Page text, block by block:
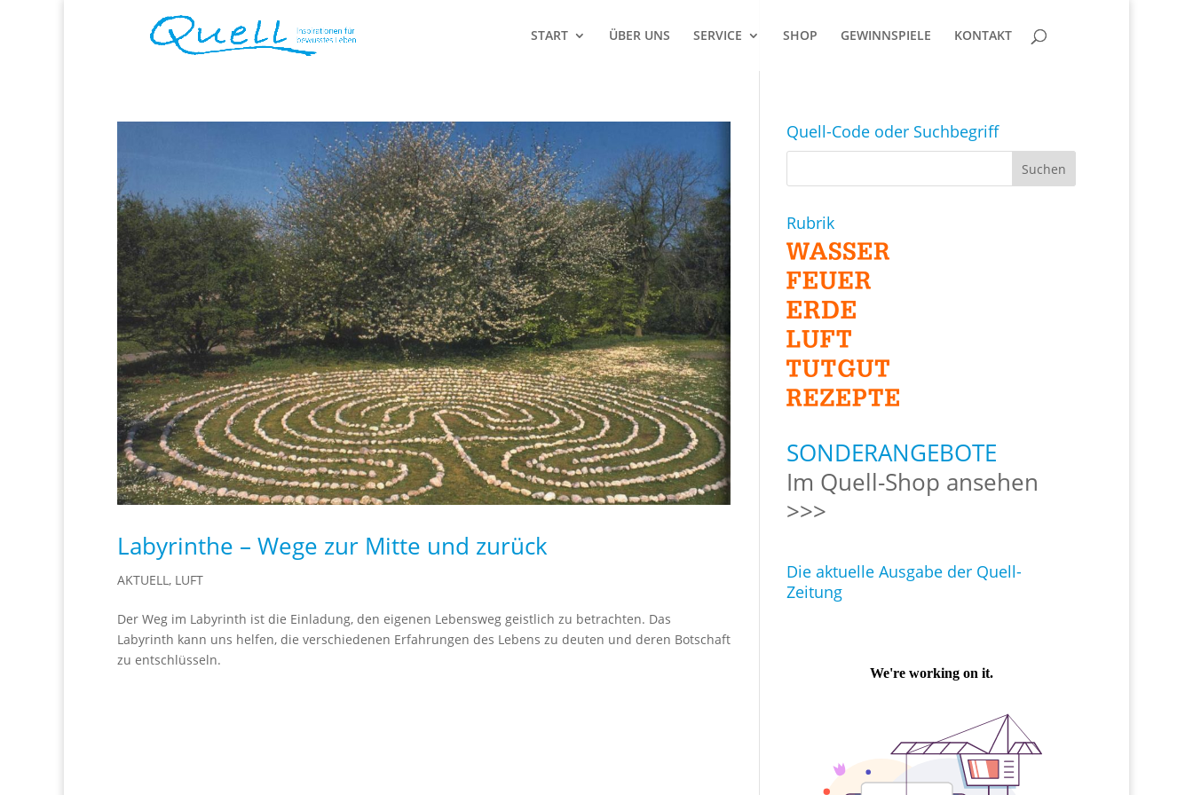
START ÜBER UNS SERVICE SHOP GEWINNSPIELE KONTAKT
Labyrinthe – Wege zur Mitte und zurück
AKTUELL, LUFT
Der Weg im Labyrinth ist die Einladung, den eigenen Lebensweg geistlich zu betrachten. Das
Labyrinth kann uns helfen, die verschiedenen Erfahrungen des Lebens zu deuten und deren Botschaft
zu entschlüsseln.
Quell-Code oder Suchbegriff
Rubrik
SONDERANGEBOTE
Im Quell-Shop ansehen
>>>
Die aktuelle Ausgabe der Quell-
Zeitung